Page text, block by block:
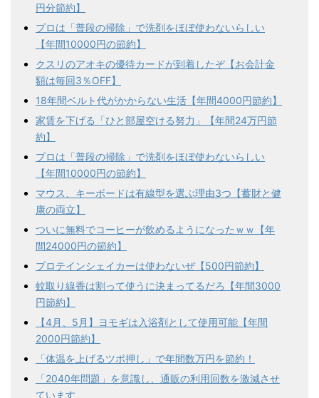
円分節約】
プロは「普段の掃除」で洗剤をほぼ使わないらしい
【年間10000円の節約】
クスリのアオキの優待カードが到着したぞ【お会計金
額は毎回3％OFF】
18年間ベルト代がかからない生活【年間4000円節約】
家賃を下げる「ひと部屋空ける努力」【年間24万円節
約】
プロは「普段の掃除」で洗剤をほぼ使わないらしい
【年間10000円の節約】
マウス、キーボードは有線型を選ぶ理由3つ【蓄財と健
康の両立】
ついに無料でコーヒーが飲めるようになったｗｗ【年
間24000円の節約】
プロテインシェイカーは使わないぜ【500円節約】
蚊取り線香は割って使うに決まってるだろ【年間3000
円節約】
【4月、5月】ヨモギは入浴剤として使用可能【年間
2000円節約】
「体温を上げるツボ押し」で年間数万円を節約！
「2040年問題」を意識し、通販の利用回数を激減させ
ています